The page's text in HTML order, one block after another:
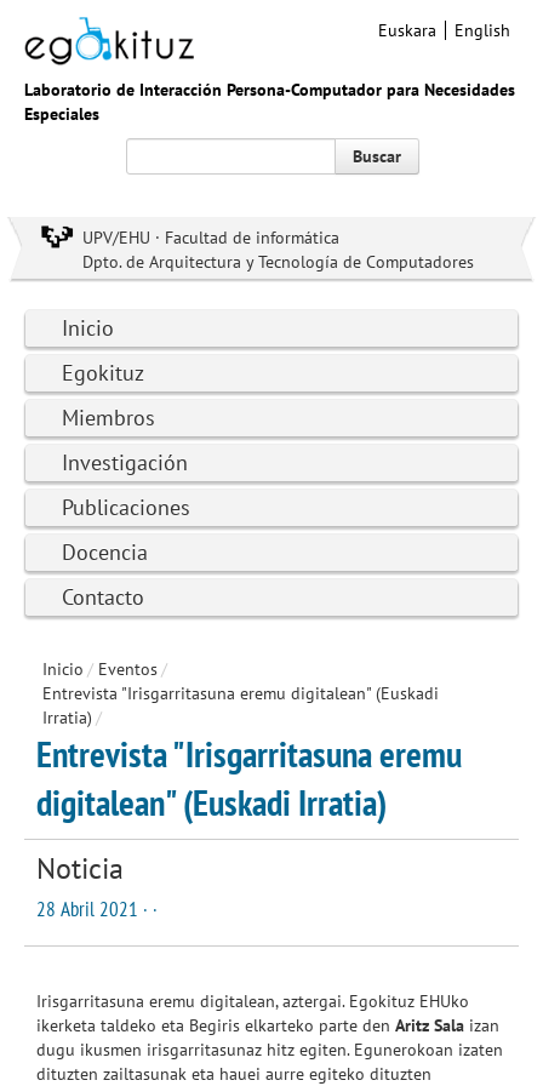
Laboratorio de Interacción Persona-Computador para Necesidades
Especiales
Euskara English
Buscar
UPV/EHU · Facultad de informática
Dpto. de Arquitectura y Tecnología de Computadores
Inicio
Egokituz
Miembros
Investigación
Publicaciones
Docencia
Contacto
Inicio / Eventos/
Entrevista "Irisgarritasuna eremu digitalean" (Euskadi
Irratia) /
Entrevista "Irisgarritasuna eremu
digitalean" (Euskadi Irratia)
Noticia
28 Abril 2021 · ·
Irisgarritasuna eremu digitalean, aztergai. Egokituz EHUko
ikerketa taldeko eta Begiris elkarteko parte den Aritz Sala izan
dugu ikusmen irisgarritasunaz hitz egiten. Egunerokoan izaten
dituzten zailtasunak eta hauei aurre egiteko dituzten